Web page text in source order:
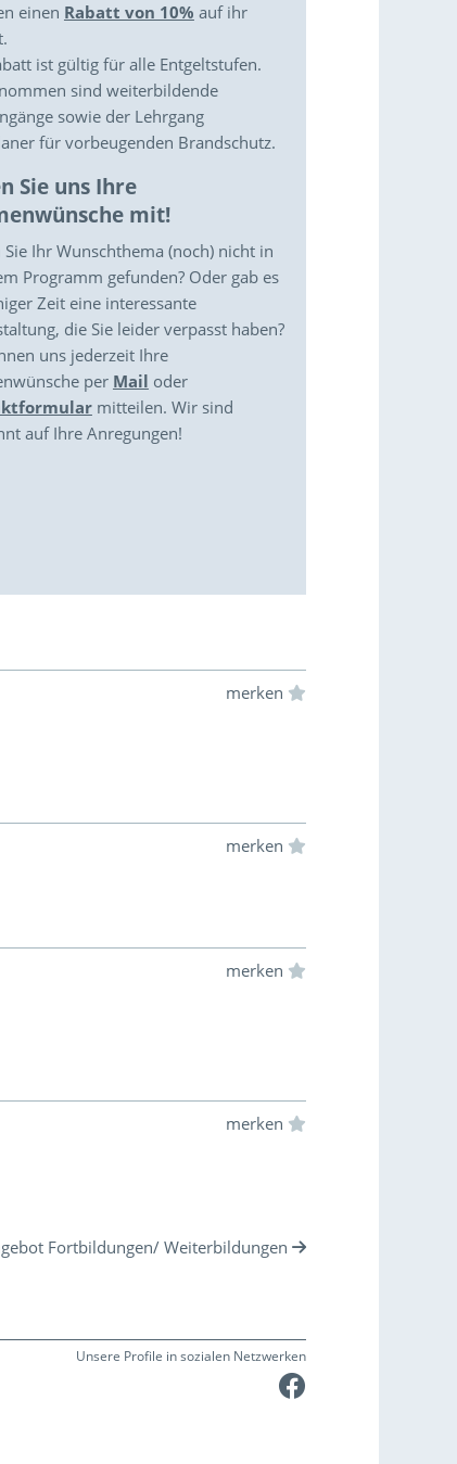
einen Rabatt von 10% auf ihr
ist gültig für alle Entgeltstufen.
sind weiterbildende
sowie der Lehrgang
für vorbeugenden Brandschutz.
Sie uns Ihre
mit!
Sie Ihr Wunschthema (noch) nicht in
Programm gefunden? Oder gab es
Zeit eine interessante
die Sie leider verpasst haben?
uns jederzeit Ihre
per Mail oder
mitteilen. Wir sind
auf Ihre Anregungen!
Einloggen und Merkliste
Einloggen und Merkliste
Einloggen und Merkliste
Einloggen und Merkliste
Fortbildungen/ Weiterbildungen
Unsere Profile in sozialen Netzwerken